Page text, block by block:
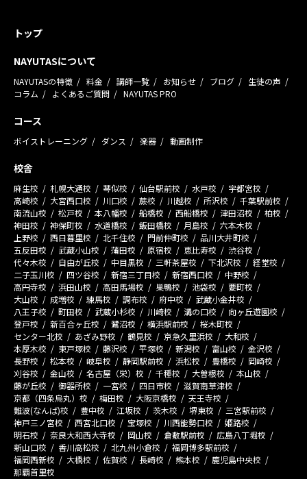
トップ
NAYUTASについて
NAYUTASの特徴 料金 講師一覧 お知らせ ブログ
生徒の声
コラム
よくあるご質問 NAYUTAS PRO
コース
ボイストレーニング ダンス 楽器 動画制作
校舎
麻生校 札幌大通校 琴似校 仙台駅前校 水戸校
宇都宮校
高崎校
大宮西口校 川口校 蕨校 川越校 所沢校
千葉駅前校
南流山校
松戸校 本八幡校 船橋校 西船橋校 津田沼校
柏校
神田校
神保町校 水道橋校 飯田橋校 月島校
六本木校
上野校
西日暮里校 北千住校 門前仲町校
品川大井町校
五反田校
武蔵小山校 蒲田校 原宿校 恵比寿校
渋谷校
代々木校
自由が丘校 中目黒校 三軒茶屋校 下北沢校
経堂校
二子玉川校
四ツ谷校 新宿三丁目校 新宿西口校
中野校
高円寺校
浜田山校 高田馬場校 巣鴨校 池袋校
要町校
大山校
成増校 練馬校 調布校 府中校
武蔵小金井校
八王子校
町田校 武蔵小杉校 川崎校 溝の口校
向ヶ丘遊園校
登戸校
新百合ヶ丘校 鷺沼校 横浜駅前校
桜木町校
センター北校
あざみ野校 鶴見校 京急久里浜校
大和校
本厚木校
東戸塚校 藤沢校 平塚校 新潟校 富山校
金沢校
長野校
松本校 岐阜校 静岡駅前校 浜松校 豊橋校
岡崎校
刈谷校
金山校 名古屋（栄）校 千種校 大曽根校
本山校
藤が丘校
御器所校 一宮校 四日市校
滋賀南草津校
京都（四条烏丸）校
梅田校 大阪京橋校
天王寺校
難波(なんば)校
豊中校 江坂校 茨木校 堺東校
三宮駅前校
神戸三ノ宮校
西宮北口校 宝塚校 川西能勢口校
姫路校
明石校
奈良大和西大寺校 岡山校 倉敷駅前校
広島八丁堀校
新山口校
香川高松校 北九州小倉校
福岡博多駅前校
福岡西新校
大橋校 佐賀校 長崎校 熊本校
鹿児島中央校
那覇首里校